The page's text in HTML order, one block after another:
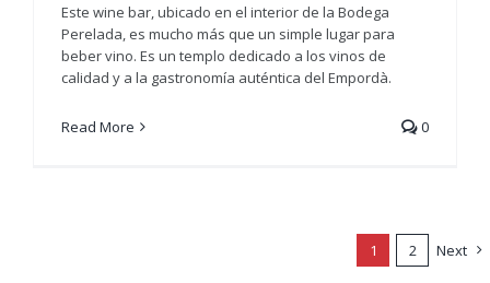
Este wine bar, ubicado en el interior de la Bodega
Perelada, es mucho más que un simple lugar para
beber vino. Es un templo dedicado a los vinos de
calidad y a la gastronomía auténtica del Empordà.
Read More 0
1 2 Next